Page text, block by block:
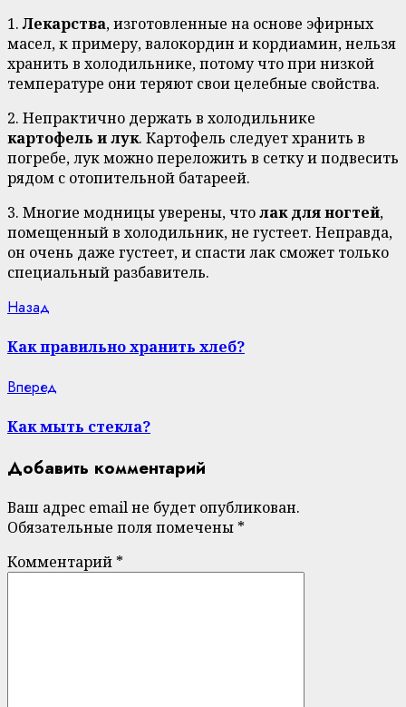
1.Лекарства, изготовленные на основе эфирных
масел, к примеру, валокордин и кордиамин, нельзя
хранить в холодильнике, потому что при низкой
температуре они теряют свои целебные свойства.
2. Непрактично держать в холодильнике
картофель и лук. Картофель следует хранить в
погребе, лук можно переложить в сетку и подвесить
рядом с отопительной батареей.
3. Многие модницы уверены, чтолак для ногтей,
помещенный в холодильник, не густеет. Неправда,
он очень даже густеет, и спасти лак сможет только
специальный разбавитель.
Continue
Reading
Назад
Как правильно хранить хлеб?
Вперед
Как мыть стекла?
Добавить комментарий
Ваш адрес email не будет опубликован.
Обязательные поля помечены *
Комментарий *